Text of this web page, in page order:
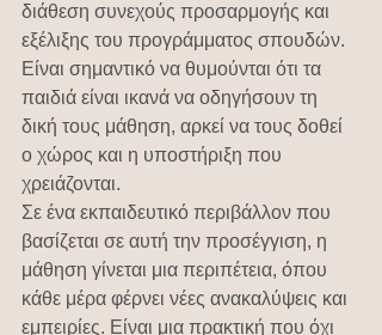
διάθεση συνεχούς προσαρμογής και
εξέλιξης του προγράμματος σπουδών.
Είναι σημαντικό να θυμούνται ότι τα
παιδιά είναι ικανά να οδηγήσουν τη
δική τους μάθηση, αρκεί να τους δοθεί
ο χώρος και η υποστήριξη που
χρειάζονται.
Σε ένα εκπαιδευτικό περιβάλλον που
βασίζεται σε αυτή την προσέγγιση, η
μάθηση γίνεται μια περιπέτεια, όπου
κάθε μέρα φέρνει νέες ανακαλύψεις και
εμπειρίες. Είναι μια πρακτική που όχι